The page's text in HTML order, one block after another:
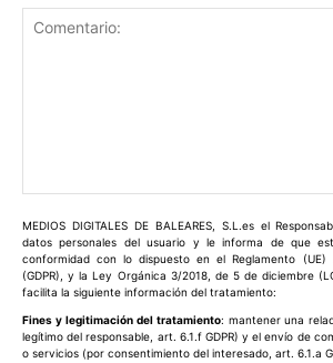
MEDIOS DIGITALES DE BALEARES, S.L.es el
datos personales del usuario y le informa de que
conformidad con lo dispuesto en el Reglamento
(GDPR), y la Ley Orgánica 3/2018, de 5 de diciembre
facilita la siguiente información del tratamiento:
Fines y legitimación del tratamiento: mantener una
legítimo del responsable, art. 6.1.f GDPR) y el envío de
o servicios (por consentimiento del interesado, art. 6.1.a